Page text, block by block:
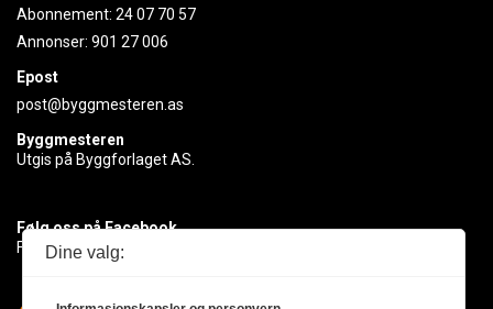
Abonnement: 24 07 70 57
Annonser: 901 27 006
Epost
post@byggmesteren.as
Byggmesteren
Utgis på Byggforlaget AS.
Følg oss på Facebook
Få med deg det siste innen byggebransjen
Dine valg: